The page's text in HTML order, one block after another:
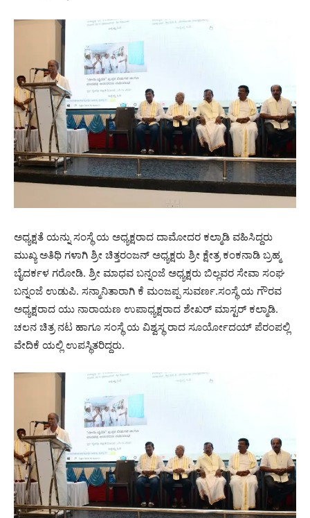
ಅಧ್ಯಕ್ಷತೆ ಯನ್ನು ಸಂಸ್ಥೆ ಯ ಅಧ್ಯಕ್ಷರಾದ ದಾಮೋದರ ಕಲ್ಮಾಡಿ ವಹಿಸಿದ್ದರು
ಮುಖ್ಯ ಅತಿಥಿ ಗಳಾಗಿ ಶ್ರೀ ಚಿತ್ತರಂಜನ್ ಅಧ್ಯಕ್ಷರು ಶ್ರೀ ಕ್ಷೇತ್ರ ಕಂಕನಾಡಿ ಬ್ರಹ್ಮ
ಬೈದರ್ಕಳ ಗರೋಡಿ. ಶ್ರೀ ಮಾಧವ ಬನ್ನಂಜೆ ಅಧ್ಯಕ್ಷರು ಬಿಲ್ಲವರ ಸೇವಾ ಸಂಘ
ಬನ್ನಂಜೆ ಉಡುಪಿ. ಸನ್ಮಾನಿತಾರಾಗಿ ಕೆ ಮಂಜಪ್ಪ ಸುವರ್ಣ.ಸಂಸ್ಥೆ ಯ ಗೌರವ
ಅಧ್ಯಕ್ಷರಾದ ಯು ನಾರಾಯಣ ಉಪಾಧ್ಯಕ್ಷರಾದ ಶೇಖರ್ ಮಾಸ್ಟರ್ ಕಲ್ಮಾಡಿ.
ಚಲನ ಚಿತ್ರ ನಟ ಹಾಗೂ ಸಂಸ್ಥೆ ಯ ವಿಶ್ವಸ್ಥ ರಾದ ಸೂರ್ಯೋದಯ್ ಪೆರಂಪಲ್ಲಿ
ವೇದಿಕೆ ಯಲ್ಲಿ ಉಪಸ್ಥಿತರಿದ್ದರು.